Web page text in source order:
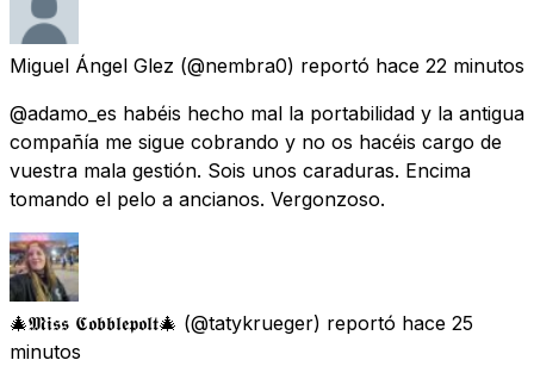
Miguel Ángel Glez (@nembra0) reportó hace 22 minutos
@adamo_es habéis hecho mal la portabilidad y la antigua
compañía me sigue cobrando y no os hacéis cargo de
vuestra mala gestión. Sois unos caraduras. Encima
tomando el pelo a ancianos. Vergonzoso.
🎄𝕸𝖎𝖘𝖘 𝕮𝖔𝖇𝖇𝖑𝖊𝖕𝖔𝖑𝖙🎄 (@tatykrueger) reportó hace 25
minutos